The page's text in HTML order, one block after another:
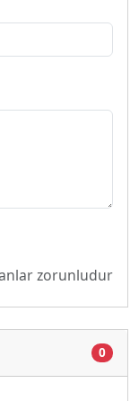
zorunludur
0